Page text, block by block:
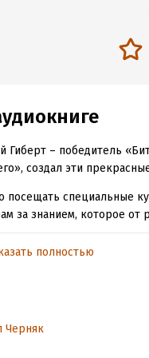
Гиберт – победитель
создал эти
посещать специальные
за знанием, которое от
успехам.
прощения
полностью
Черняк